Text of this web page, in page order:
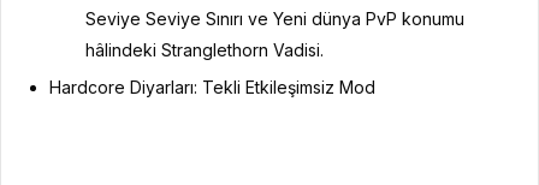
Seviye Seviye Sınırı ve Yeni dünya PvP konumu
hâlindeki Stranglethorn Vadisi.
Hardcore Diyarları: Tekli Etkileşimsiz Mod